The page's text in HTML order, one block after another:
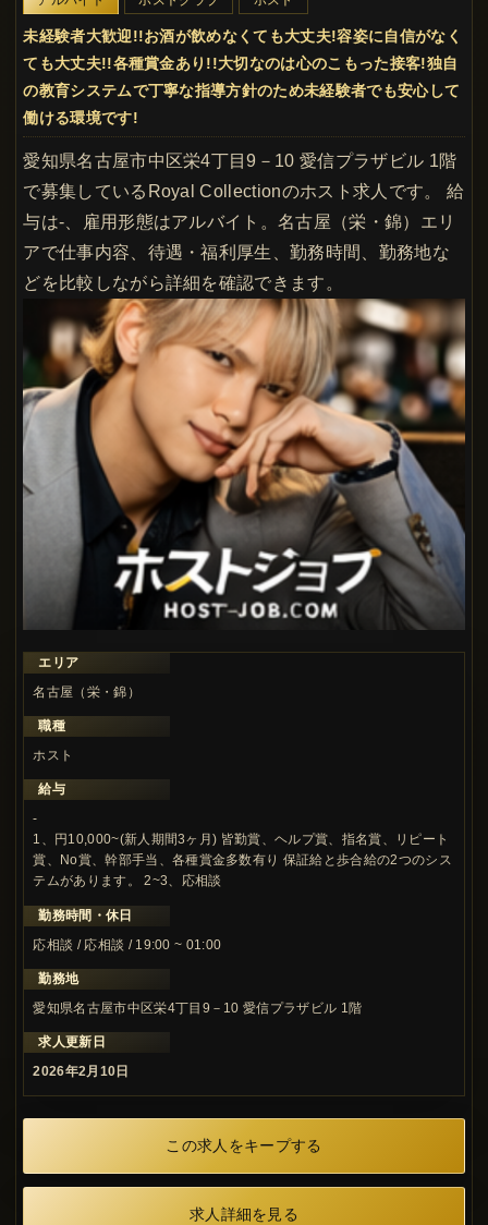
未経験者大歓迎!!お酒が飲めなくても大丈夫!容姿に自信がなく
ても大丈夫!!各種賞金あり!!大切なのは心のこもった接客!独自
の教育システムで丁寧な指導方針のため未経験者でも安心して
働ける環境です!
愛知県名古屋市中区栄4丁目9－10 愛信プラザビル 1階
で募集しているRoyal Collectionのホスト求人です。 給
与は-、雇用形態はアルバイト。名古屋（栄・錦）エリ
アで仕事内容、待遇・福利厚生、勤務時間、勤務地な
どを比較しながら詳細を確認できます。
エリア
名古屋（栄・錦）
職種
ホスト
給与
-
1、円10,000~(新人期間3ヶ月) 皆勤賞、ヘルプ賞、指名賞、リピート
賞、No賞、幹部手当、各種賞金多数有り 保証給と歩合給の2つのシス
テムがあります。 2~3、応相談
勤務時間・休日
応相談 / 応相談 / 19:00 ~ 01:00
勤務地
愛知県名古屋市中区栄4丁目9－10 愛信プラザビル 1階
求人更新日
2026年2月10日
この求人をキープする
求人詳細を見る